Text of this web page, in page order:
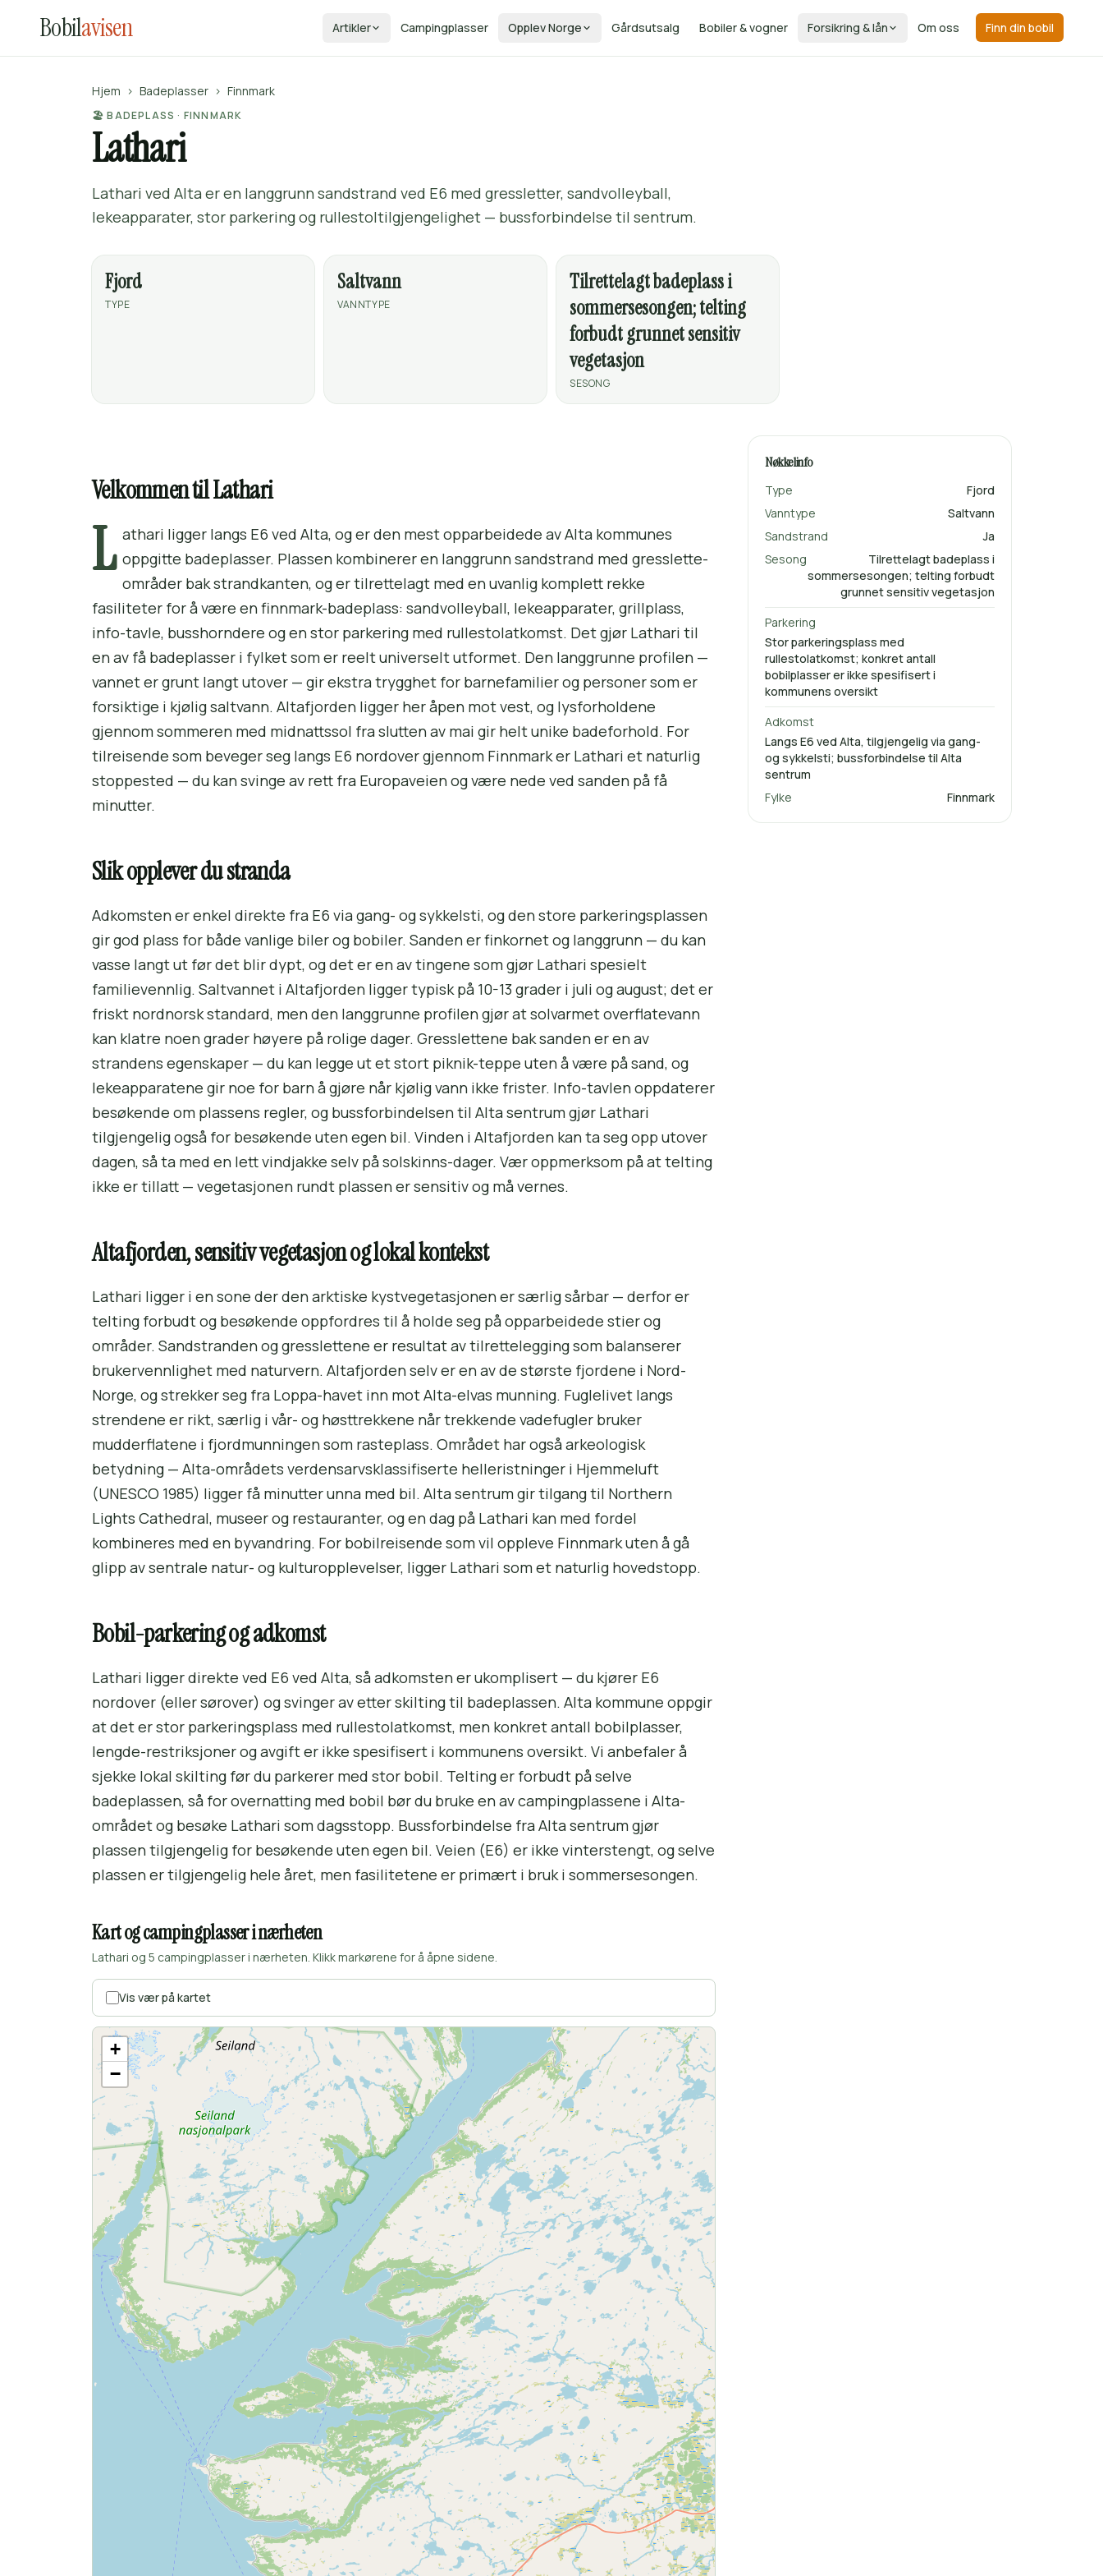
Bobilavisen Artikler Campingplasser Opplev Norge Gårdsutsalg Bobiler & vogner Forsikring & lån Om oss Finn din bobil
Hjem › Badeplasser › Finnmark
🏖️ BADEPLASS · FINNMARK
Lathari
Lathari ved Alta er en langgrunn sandstrand ved E6 med gressletter, sandvolleyball,
lekeapparater, stor parkering og rullestoltilgjengelighet — bussforbindelse til sentrum.
Fjord
TYPE
Saltvann
VANNTYPE
Tilrettelagt badeplass i
sommersesongen; telting
forbudt grunnet sensitiv
vegetasjon
SESONG
Velkommen til Lathari
L athari ligger langs E6 ved Alta, og er den mest opparbeidede av Alta kommunes
oppgitte badeplasser. Plassen kombinerer en langgrunn sandstrand med gresslette-
områder bak strandkanten, og er tilrettelagt med en uvanlig komplett rekke
fasiliteter for å være en finnmark-badeplass: sandvolleyball, lekeapparater, grillplass,
info-tavle, busshorndere og en stor parkering med rullestolatkomst. Det gjør Lathari til
en av få badeplasser i fylket som er reelt universelt utformet. Den langgrunne profilen —
vannet er grunt langt utover — gir ekstra trygghet for barnefamilier og personer som er
forsiktige i kjølig saltvann. Altafjorden ligger her åpen mot vest, og lysforholdene
gjennom sommeren med midnattssol fra slutten av mai gir helt unike badeforhold. For
tilreisende som beveger seg langs E6 nordover gjennom Finnmark er Lathari et naturlig
stoppested — du kan svinge av rett fra Europaveien og være nede ved sanden på få
minutter.
Slik opplever du stranda
Adkomsten er enkel direkte fra E6 via gang- og sykkelsti, og den store parkeringsplassen
gir god plass for både vanlige biler og bobiler. Sanden er finkornet og langgrunn — du kan
vasse langt ut før det blir dypt, og det er en av tingene som gjør Lathari spesielt
familievennlig. Saltvannet i Altafjorden ligger typisk på 10-13 grader i juli og august; det er
friskt nordnorsk standard, men den langgrunne profilen gjør at solvarmet overflatevann
kan klatre noen grader høyere på rolige dager. Gresslettene bak sanden er en av
strandens egenskaper — du kan legge ut et stort piknik-teppe uten å være på sand, og
lekeapparatene gir noe for barn å gjøre når kjølig vann ikke frister. Info-tavlen oppdaterer
besøkende om plassens regler, og bussforbindelsen til Alta sentrum gjør Lathari
tilgjengelig også for besøkende uten egen bil. Vinden i Altafjorden kan ta seg opp utover
dagen, så ta med en lett vindjakke selv på solskinns-dager. Vær oppmerksom på at telting
ikke er tillatt — vegetasjonen rundt plassen er sensitiv og må vernes.
Altafjorden, sensitiv vegetasjon og lokal kontekst
Lathari ligger i en sone der den arktiske kystvegetasjonen er særlig sårbar — derfor er
telting forbudt og besøkende oppfordres til å holde seg på opparbeidede stier og
områder. Sandstranden og gresslettene er resultat av tilrettelegging som balanserer
brukervennlighet med naturvern. Altafjorden selv er en av de største fjordene i Nord-
Norge, og strekker seg fra Loppa-havet inn mot Alta-elvas munning. Fuglelivet langs
strendene er rikt, særlig i vår- og høsttrekkene når trekkende vadefugler bruker
mudderflatene i fjordmunningen som rasteplass. Området har også arkeologisk
betydning — Alta-områdets verdensarvsklassifiserte helleristninger i Hjemmeluft
(UNESCO 1985) ligger få minutter unna med bil. Alta sentrum gir tilgang til Northern
Lights Cathedral, museer og restauranter, og en dag på Lathari kan med fordel
kombineres med en byvandring. For bobilreisende som vil oppleve Finnmark uten å gå
glipp av sentrale natur- og kulturopplevelser, ligger Lathari som et naturlig hovedstopp.
Bobil-parkering og adkomst
Lathari ligger direkte ved E6 ved Alta, så adkomsten er ukomplisert — du kjører E6
nordover (eller sørover) og svinger av etter skilting til badeplassen. Alta kommune oppgir
at det er stor parkeringsplass med rullestolatkomst, men konkret antall bobilplasser,
lengde-restriksjoner og avgift er ikke spesifisert i kommunens oversikt. Vi anbefaler å
sjekke lokal skilting før du parkerer med stor bobil. Telting er forbudt på selve
badeplassen, så for overnatting med bobil bør du bruke en av campingplassene i Alta-
området og besøke Lathari som dagsstopp. Bussforbindelse fra Alta sentrum gjør
plassen tilgjengelig for besøkende uten egen bil. Veien (E6) er ikke vinterstengt, og selve
plassen er tilgjengelig hele året, men fasilitetene er primært i bruk i sommersesongen.
Kart og campingplasser i nærheten
Lathari og 5 campingplasser i nærheten. Klikk markørene for å åpne sidene.
Vis vær på kartet
+
−
Nøkkelinfo
Type
Fjord
Vanntype
Saltvann
Sandstrand
Ja
Sesong
Tilrettelagt badeplass i
sommersesongen; telting forbudt
grunnet sensitiv vegetasjon
Parkering
Stor parkeringsplass med
rullestolatkomst; konkret antall
bobilplasser er ikke spesifisert i
kommunens oversikt
Adkomst
Langs E6 ved Alta, tilgjengelig via gang-
og sykkelsti; bussforbindelse til Alta
sentrum
Fylke
Finnmark